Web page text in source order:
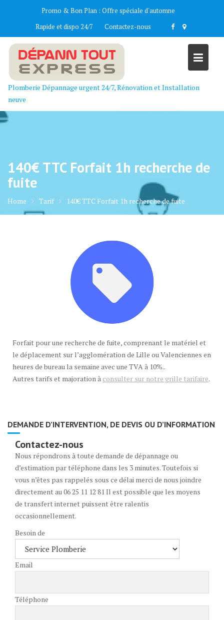
Promo & Bon Plan : Offre spéciale d'automne
Rapide et dispo 24/7
Contactez-nous
Plomberie Dépannage urgent 24/7, Rénovation et Installation
neuve
140€ TTC Forfait 1h recherche de
fuite
Home Tarif 140€ TTC Forfait 1h recherche de fuite
Forfait pour une recherche de fuite, comprenant le matériel et
le déplacement sur l’agglomération de Lille ou Valenciennes en
heures de bureau la semaine avec une TVA à 10%..
Autres tarifs et majoration à consulter sur notre grille tarifaire.
DEMANDE D’INTERVENTION, DE DEVIS OU D’INFORMATION
Contactez-nous
Nous répondrons à toute demande de dépannage ou
d’estimation par téléphone dans les 3 minutes. Toutefois si
vous n’êtes pas rappelés sous ce délai merci de nous joindre
directement au 06 25 11 12 81 Il est possible que les moyens
de transfert internet puissent être ralentis
occasionnellement.
Besoin de
Email
Téléphone